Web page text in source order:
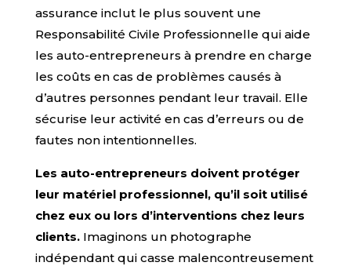
assurance inclut le plus souvent une
Responsabilité Civile Professionnelle qui aide
les auto-entrepreneurs à prendre en charge
les coûts en cas de problèmes causés à
d’autres personnes pendant leur travail. Elle
sécurise leur activité en cas d’erreurs ou de
fautes non intentionnelles.
Les auto-entrepreneurs doivent protéger
leur matériel professionnel, qu’il soit utilisé
chez eux ou lors d’interventions chez leurs
clients.Imaginons un photographe
indépendant qui casse malencontreusement